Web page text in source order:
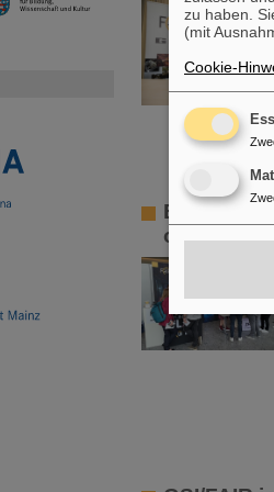
Element
offenen
zu haben.
(mit
Cookie-